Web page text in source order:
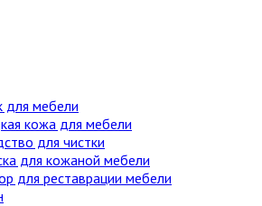
для мебели
кожа для мебели
для чистки
для кожаной мебели
для реставрации мебели